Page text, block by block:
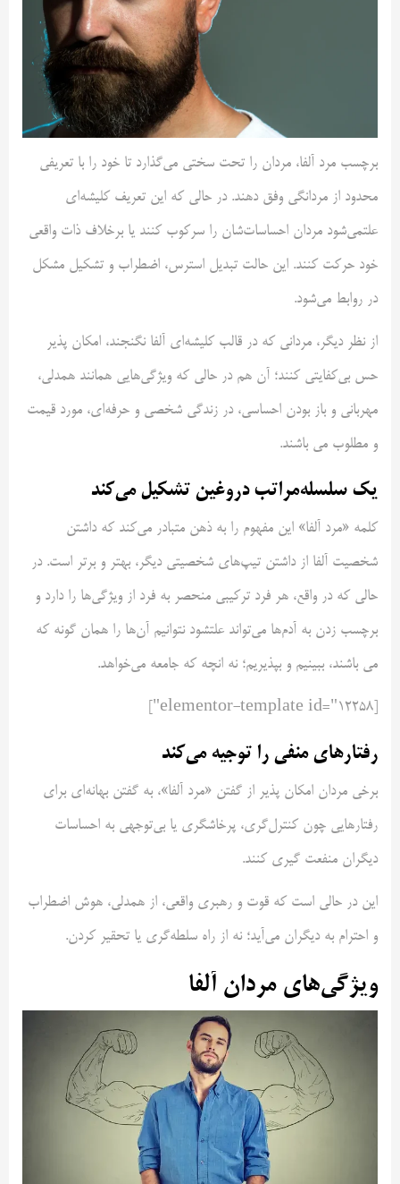
برچسب مرد آلفا، مردان را تحت سختی می‌گذارد تا خود را با تعریفی
محدود از مردانگی وفق دهند. در حالی که این تعریف کلیشه‌ای
علتمی‌شود مردان احساسات‌شان را سرکوب کنند یا برخلاف ذات واقعی
خود حرکت کنند. این حالت تبدیل استرس، اضطراب و تشکیل مشکل
در روابط می‌شود.
از نظر دیگر، مردانی که در قالب کلیشه‌ای آلفا نگنجند، امکان پذیر
حس بی‌کفایتی کنند؛ آن هم در حالی که ویژگی‌هایی همانند همدلی،
مهربانی و باز بودن احساسی، در زندگی شخصی و حرفه‌ای، مورد قیمت
و مطلوب‌ می باشند.
یک سلسله‌مراتب دروغین تشکیل می‌کند
کلمه «مرد آلفا» این مفهوم را به ذهن متبادر می‌کند که داشتن
شخصیت آلفا از داشتن تیپ‌های شخصیتی دیگر، بهتر و برتر است. در
حالی که در واقع، هر فرد ترکیبی منحصر به ‌فرد از ویژگی‌ها را دارد و
برچسب زدن به آدم‌ها می‌تواند علتشود نتوانیم آن‌ها را همان گونه که
می باشند، ببینیم و بپذیریم؛ نه انچه که جامعه می‌خواهد.
رفتارهای منفی را توجیه می‌کند
برخی مردان امکان پذیر از گفتن «مرد آلفا»، به گفتن بهانه‌ای برای
رفتارهایی چون کنترل‌گری، پرخاشگری یا بی‌توجهی به احساسات
دیگران منفعت گیری کنند.
این در حالی است که قوت و رهبری واقعی، از همدلی، هوش اضطراب
و احترام به دیگران می‌آید؛ نه از راه سلطه‌گری یا تحقیر کردن.
ویژگی‌های مردان آلفا